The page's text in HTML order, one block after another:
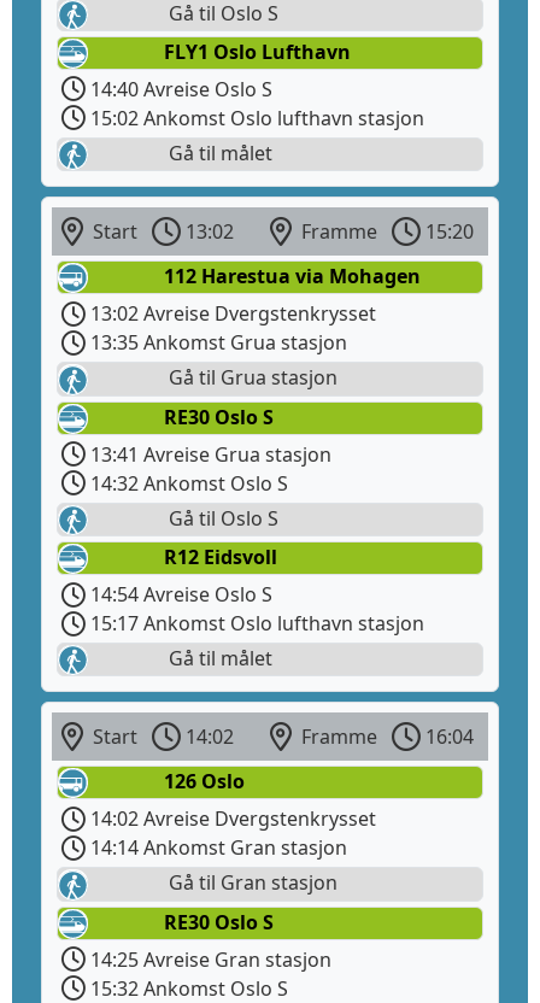
Gå til Oslo S
FLY1 Oslo Lufthavn
14:40 Avreise Oslo S
15:02 Ankomst Oslo lufthavn stasjon
Gå til målet
Start 13:02 Framme
15:20
112 Harestua via Mohagen
13:02 Avreise Dvergstenkrysset
13:35 Ankomst Grua stasjon
Gå til Grua stasjon
RE30 Oslo S
13:41 Avreise Grua stasjon
14:32 Ankomst Oslo S
Gå til Oslo S
R12 Eidsvoll
14:54 Avreise Oslo S
15:17 Ankomst Oslo lufthavn stasjon
Gå til målet
Start 14:02 Framme
16:04
126 Oslo
14:02 Avreise Dvergstenkrysset
14:14 Ankomst Gran stasjon
Gå til Gran stasjon
RE30 Oslo S
14:25 Avreise Gran stasjon
15:32 Ankomst Oslo S